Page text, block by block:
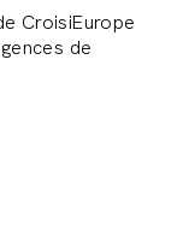
CroisiEurope
de